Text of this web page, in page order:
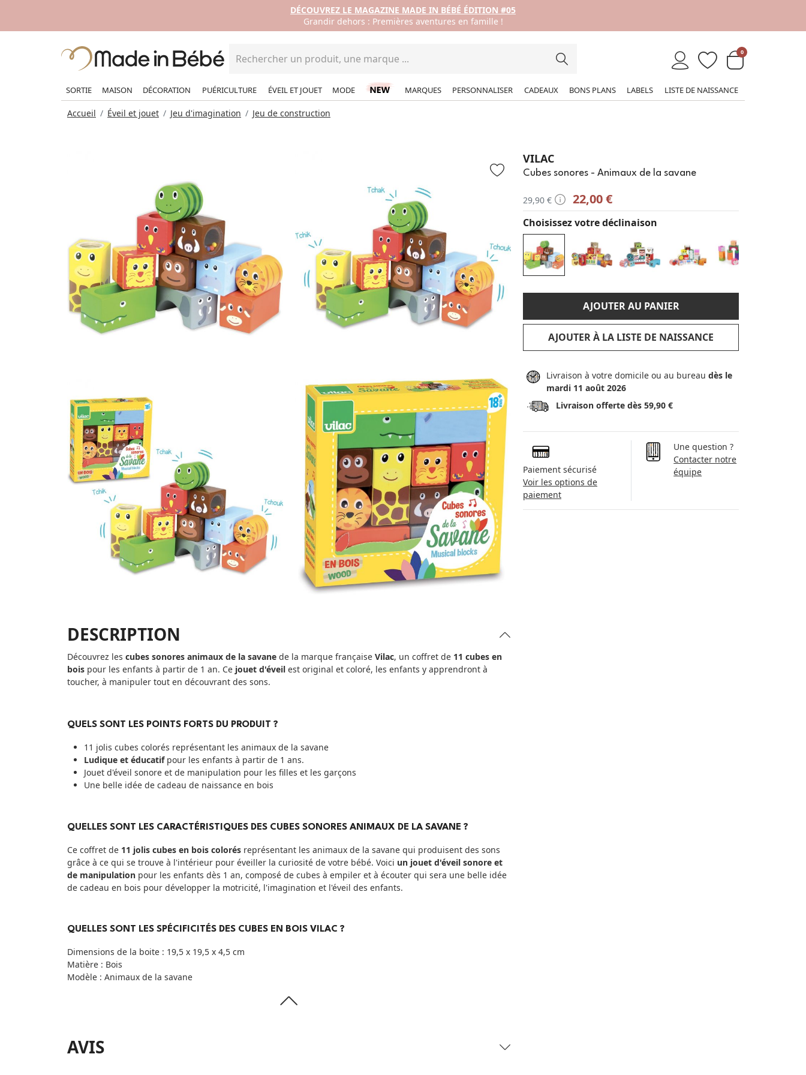
DÉCOUVREZ LE MAGAZINE MADE IN BÉBÉ ÉDITION #05
Grandir dehors : Premières aventures en famille !
0
SORTIE MAISON DÉCORATION PUÉRICULTURE ÉVEIL ET JOUET MODE MARQUES PERSONNALISER CADEAUX BONS PLANS LABELS LISTE DE NAISSANCE
Accueil Éveil et jouet Jeu d'imagination Jeu de construction
VILAC
Cubes sonores - Animaux de la savane
29,90 € 22,00 €
Choisissez votre déclinaison
AJOUTER AU PANIER
AJOUTER À LA LISTE DE NAISSANCE
Livraison à votre domicile ou au bureau dès le
mardi 11 août 2026
Livraison offerte dès 59,90 €
Paiement sécurisé
Voir les options de
paiement
Une question ?
Contacter notre
équipe
DESCRIPTION
Découvrez les cubes sonores animaux de la savane de la marque française Vilac, un coffret de 11 cubes en
bois pour les enfants à partir de 1 an. Ce jouet d'éveil est original et coloré, les enfants y apprendront à
toucher, à manipuler tout en découvrant des sons.
QUELS SONT LES POINTS FORTS DU PRODUIT ?
11 jolis cubes colorés représentant les animaux de la savane
Ludique et éducatifpour les enfants à partir de 1 ans.
Jouet d'éveil sonore et de manipulation pour les filles et les garçons
Une belle idée de cadeau de naissance en bois
QUELLES SONT LES CARACTÉRISTIQUES DES CUBES SONORES ANIMAUX DE LA SAVANE ?
Ce coffret de 11 jolis cubes en bois colorés représentant les animaux de la savane qui produisent des sons
grâce à ce qui se trouve à l'intérieur pour éveiller la curiosité de votre bébé. Voici un jouet d'éveil sonore et
de manipulation pour les enfants dès 1 an, composé de cubes à empiler et à écouter qui sera une belle idée
de cadeau en bois pour développer la motricité, l'imagination et l'éveil des enfants.
QUELLES SONT LES SPÉCIFICITÉS DES CUBES EN BOIS VILAC ?
Dimensions de la boite : 19,5 x 19,5 x 4,5 cm
Matière : Bois
Modèle : Animaux de la savane
AVIS